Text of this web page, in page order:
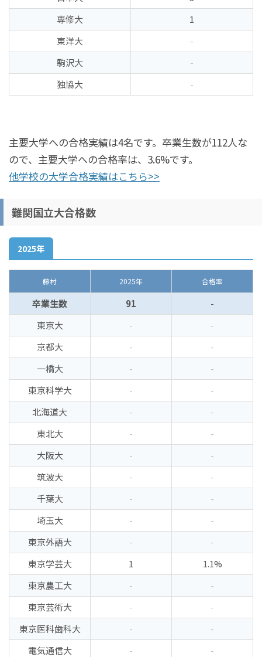
専修大
1
東洋大
-
駒沢大
-
独協大
-
主要大学への合格実績は4名です。卒業生数が112人な
ので、主要大学への合格率は、3.6%です。
他学校の大学合格実績はこちら>>
難関国立大合格数
2025年
藤村 2025年 合格率
卒業生数 91
-
東京大
-
-
京都大
-
-
一橋大
-
-
東京科学大
-
-
北海道大
-
-
東北大
-
-
大阪大
-
-
筑波大
-
-
千葉大
-
-
埼玉大
-
-
東京外語大
-
-
東京学芸大
1
1.1%
東京農工大
-
-
東京芸術大
-
-
東京医科歯科大
-
-
電気通信大
-
-